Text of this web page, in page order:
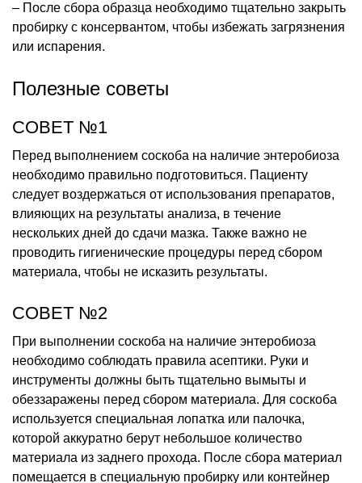
– После сбора образца необходимо тщательно закрыть
пробирку с консервантом, чтобы избежать загрязнения
или испарения.
Полезные советы
СОВЕТ №1
Перед выполнением соскоба на наличие энтеробиоза
необходимо правильно подготовиться. Пациенту
следует воздержаться от использования препаратов,
влияющих на результаты анализа, в течение
нескольких дней до сдачи мазка. Также важно не
проводить гигиенические процедуры перед сбором
материала, чтобы не исказить результаты.
СОВЕТ №2
При выполнении соскоба на наличие энтеробиоза
необходимо соблюдать правила асептики. Руки и
инструменты должны быть тщательно вымыты и
обеззаражены перед сбором материала. Для соскоба
используется специальная лопатка или палочка,
которой аккуратно берут небольшое количество
материала из заднего прохода. После сбора материал
помещается в специальную пробирку или контейнер